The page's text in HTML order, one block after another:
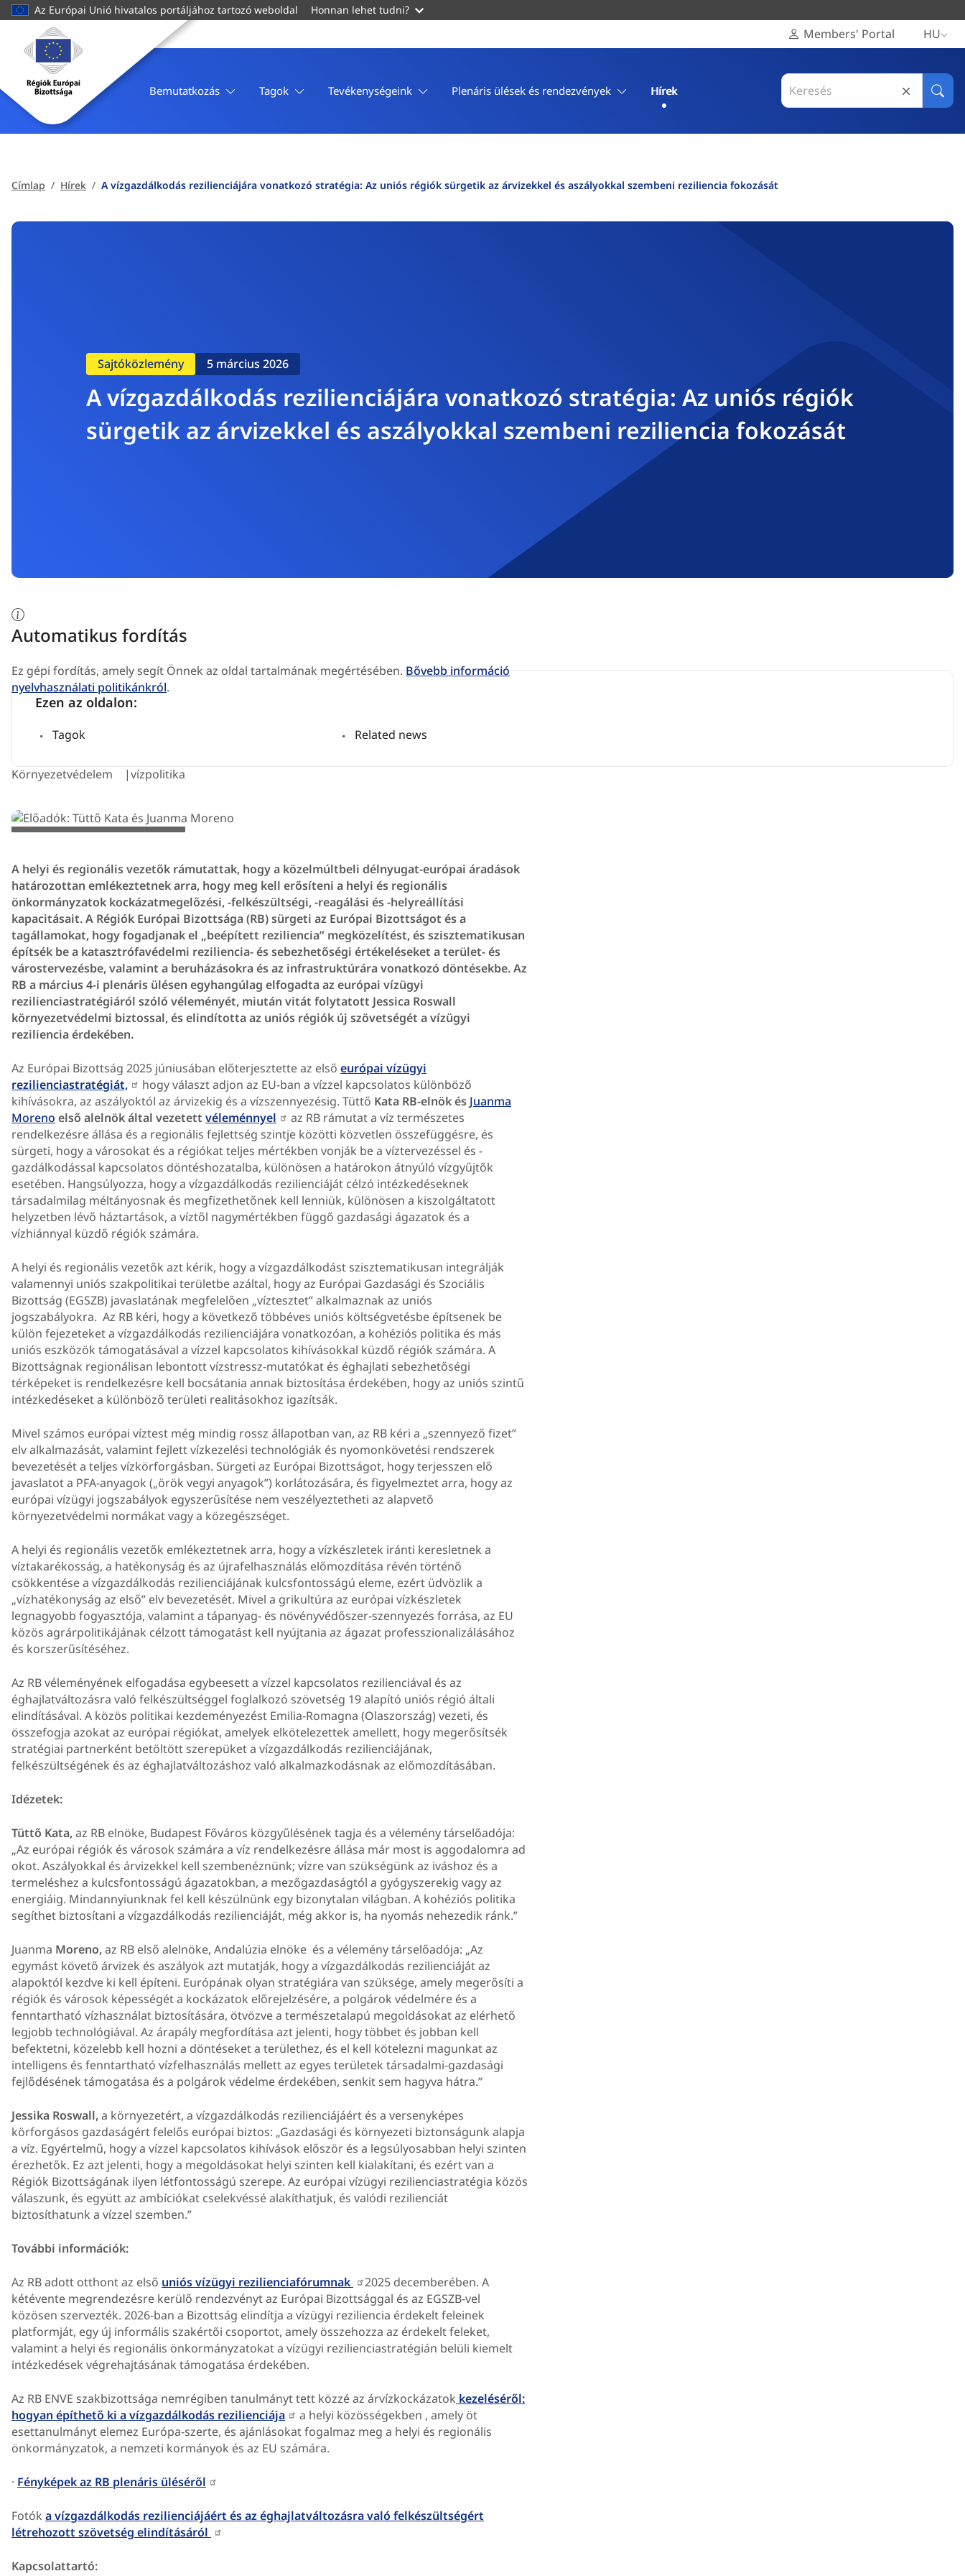
tartalomra
Az Európai Unió hivatalos portáljához tartozó weboldal Honnan lehet tudni?
Címlap
Régiók
Európai
Bizottsága
Members' Portal HU
Bemutatkozás Tagok Tevékenységeink Plenáris ülések és rendezvények Hírek
Search
in
Európai
Címlap Hírek A vízgazdálkodás rezilienciájára vonatkozó stratégia: Az uniós régiók sürgetik az árvizekkel és aszályokkal szembeni reziliencia fokozását
Sajtóközlemény 5 március 2026
A vízgazdálkodás rezilienciájára vonatkozó stratégia: Az uniós régiók
sürgetik az árvizekkel és aszályokkal szembeni reziliencia fokozását
Automatikus fordítás
Ez gépi fordítás, amely segít Önnek az oldal tartalmának megértésében.Bővebb információ
nyelvhasználati politikánkról.
Ezen az oldalon:
Tagok Related news
Környezetvédelem vízpolitika
© European Union / Emile Windal
A helyi és regionális vezetők rámutattak, hogy a közelmúltbeli délnyugat-európai áradások
határozottan emlékeztetnek arra, hogy meg kell erősíteni a helyi és regionális
önkormányzatok kockázatmegelőzési, -felkészültségi, -reagálási és -helyreállítási
kapacitásait. A Régiók Európai Bizottsága (RB) sürgeti az Európai Bizottságot és a
tagállamokat, hogy fogadjanak el „beépített reziliencia” megközelítést, és szisztematikusan
építsék be a katasztrófavédelmi reziliencia- és sebezhetőségi értékeléseket a terület- és
várostervezésbe, valamint a beruházásokra és az infrastruktúrára vonatkozó döntésekbe. Az
RB a március 4-i plenáris ülésen egyhangúlag elfogadta az európai vízügyi
rezilienciastratégiáról szóló véleményét, miután vitát folytatott Jessica Roswall
környezetvédelmi biztossal, és elindította az uniós régiók új szövetségét a vízügyi
reziliencia érdekében.
Az Európai Bizottság 2025 júniusában előterjesztette az első európai vízügyi
rezilienciastratégiát,
hogy választ adjon az EU-ban a vízzel kapcsolatos különböző
kihívásokra, az aszályoktól az árvizekig és a vízszennyezésig. Tüttő Kata RB-elnök és Juanma
Moreno első alelnök által vezetett véleménnyel
az RB rámutat a víz természetes
rendelkezésre állása és a regionális fejlettség szintje közötti közvetlen összefüggésre, és
sürgeti, hogy a városokat és a régiókat teljes mértékben vonják be a víztervezéssel és -
gazdálkodással kapcsolatos döntéshozatalba, különösen a határokon átnyúló vízgyűjtők
esetében. Hangsúlyozza, hogy a vízgazdálkodás rezilienciáját célzó intézkedéseknek
társadalmilag méltányosnak és megfizethetőnek kell lenniük, különösen a kiszolgáltatott
helyzetben lévő háztartások, a víztől nagymértékben függő gazdasági ágazatok és a
vízhiánnyal küzdő régiók számára.
A helyi és regionális vezetők azt kérik, hogy a vízgazdálkodást szisztematikusan integrálják
valamennyi uniós szakpolitikai területbe azáltal, hogy az Európai Gazdasági és Szociális
Bizottság (EGSZB) javaslatának megfelelően „víztesztet” alkalmaznak az uniós
jogszabályokra. Az RB kéri, hogy a következő többéves uniós költségvetésbe építsenek be
külön fejezeteket a vízgazdálkodás rezilienciájára vonatkozóan, a kohéziós politika és más
uniós eszközök támogatásával a vízzel kapcsolatos kihívásokkal küzdő régiók számára. A
Bizottságnak regionálisan lebontott vízstressz-mutatókat és éghajlati sebezhetőségi
térképeket is rendelkezésre kell bocsátania annak biztosítása érdekében, hogy az uniós szintű
intézkedéseket a különböző területi realitásokhoz igazítsák.
Mivel számos európai víztest még mindig rossz állapotban van, az RB kéri a „szennyező fizet”
elv alkalmazását, valamint fejlett vízkezelési technológiák és nyomonkövetési rendszerek
bevezetését a teljes vízkörforgásban. Sürgeti az Európai Bizottságot, hogy terjesszen elő
javaslatot a PFA-anyagok („örök vegyi anyagok”) korlátozására, és figyelmeztet arra, hogy az
európai vízügyi jogszabályok egyszerűsítése nem veszélyeztetheti az alapvető
környezetvédelmi normákat vagy a közegészséget.
A helyi és regionális vezetők emlékeztetnek arra, hogy a vízkészletek iránti keresletnek a
víztakarékosság, a hatékonyság és az újrafelhasználás előmozdítása révén történő
csökkentése a vízgazdálkodás rezilienciájának kulcsfontosságú eleme, ezért üdvözlik a
„vízhatékonyság az első” elv bevezetését. Mivel a grikultúra az európai vízkészletek
legnagyobb fogyasztója, valamint a tápanyag- és növényvédőszer-szennyezés forrása, az EU
közös agrárpolitikájának célzott támogatást kell nyújtania az ágazat professzionalizálásához
és korszerűsítéséhez.
Az RB véleményének elfogadása egybeesett a vízzel kapcsolatos rezilienciával és az
éghajlatváltozásra való felkészültséggel foglalkozó szövetség 19 alapító uniós régió általi
elindításával. A közös politikai kezdeményezést Emilia-Romagna (Olaszország) vezeti, és
összefogja azokat az európai régiókat, amelyek elkötelezettek amellett, hogy megerősítsék
stratégiai partnerként betöltött szerepüket a vízgazdálkodás rezilienciájának,
felkészültségének és az éghajlatváltozáshoz való alkalmazkodásnak az előmozdításában.
Idézetek:
Tüttő Kata,az RB elnöke, Budapest Főváros közgyűlésének tagja és a vélemény társelőadója:
„Az európai régiók és városok számára a víz rendelkezésre állása már most is aggodalomra ad
okot. Aszályokkal és árvizekkel kell szembenéznünk; vízre van szükségünk az iváshoz és a
termeléshez a kulcsfontosságú ágazatokban, a mezőgazdaságtól a gyógyszerekig vagy az
energiáig. Mindannyiunknak fel kell készülnünk egy bizonytalan világban. A kohéziós politika
segíthet biztosítani a vízgazdálkodás rezilienciáját, még akkor is, ha nyomás nehezedik ránk.”
Juanma Moreno,az RB első alelnöke, Andalúzia elnöke és a vélemény társelőadója: „Az
egymást követő árvizek és aszályok azt mutatják, hogy a vízgazdálkodás rezilienciáját az
alapoktól kezdve ki kell építeni. Európának olyan stratégiára van szüksége, amely megerősíti a
régiók és városok képességét a kockázatok előrejelzésére, a polgárok védelmére és a
fenntartható vízhasználat biztosítására, ötvözve a természetalapú megoldásokat az elérhető
legjobb technológiával. Az árapály megfordítása azt jelenti, hogy többet és jobban kell
befektetni, közelebb kell hozni a döntéseket a területhez, és el kell kötelezni magunkat az
intelligens és fenntartható vízfelhasználás mellett az egyes területek társadalmi-gazdasági
fejlődésének támogatása és a polgárok védelme érdekében, senkit sem hagyva hátra.”
Jessika Roswall,a környezetért, a vízgazdálkodás rezilienciájáért és a versenyképes
körforgásos gazdaságért felelős európai biztos: „Gazdasági és környezeti biztonságunk alapja
a víz. Egyértelmű, hogy a vízzel kapcsolatos kihívások először és a legsúlyosabban helyi szinten
érezhetők. Ez azt jelenti, hogy a megoldásokat helyi szinten kell kialakítani, és ezért van a
Régiók Bizottságának ilyen létfontosságú szerepe. Az európai vízügyi rezilienciastratégia közös
válaszunk, és együtt az ambíciókat cselekvéssé alakíthatjuk, és valódi rezilienciát
biztosíthatunk a vízzel szemben.”
További információk:
Az RB adott otthont az első uniós vízügyi rezilienciafórumnak
2025 decemberében. A
kétévente megrendezésre kerülő rendezvényt az Európai Bizottsággal és az EGSZB-vel
közösen szervezték. 2026-ban a Bizottság elindítja a vízügyi reziliencia érdekelt feleinek
platformját, egy új informális szakértői csoportot, amely összehozza az érdekelt feleket,
valamint a helyi és regionális önkormányzatokat a vízügyi rezilienciastratégián belüli kiemelt
intézkedések végrehajtásának támogatása érdekében.
Az RB ENVE szakbizottsága nemrégiben tanulmányt tett közzé az árvízkockázatok kezeléséről:
hogyan építhető ki a vízgazdálkodás rezilienciája
a helyi közösségekben , amely öt
esettanulmányt elemez Európa-szerte, és ajánlásokat fogalmaz meg a helyi és regionális
önkormányzatok, a nemzeti kormányok és az EU számára.
· Fényképek az RB plenáris üléséről
Fotók a vízgazdálkodás rezilienciájáért és az éghajlatváltozásra való felkészültségért
létrehozott szövetség elindításáról
Kapcsolattartó: